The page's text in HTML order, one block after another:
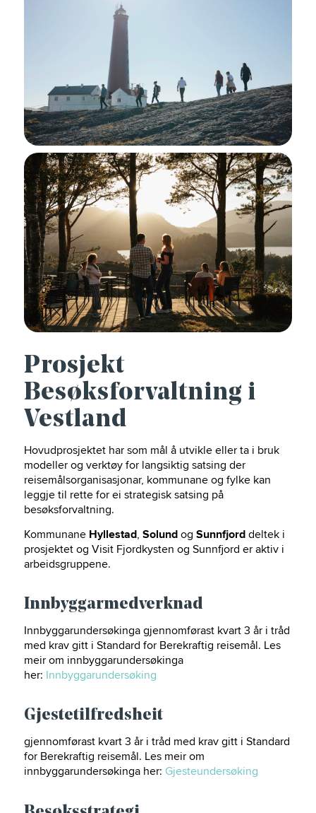
Prosjekt
Besøksforvaltning i
Vestland
Hovudprosjektet har som mål å utvikle eller ta i bruk
modeller og verktøy for langsiktig satsing der
reisemålsorganisasjonar, kommunane og fylke kan
leggje til rette for ei strategisk satsing på
besøksforvaltning.
Kommunane Hyllestad, Solundog Sunnfjorddeltek i
prosjektet og Visit Fjordkysten og Sunnfjord er aktiv i
arbeidsgruppene.
Innbyggarmedverknad
Innbyggarundersøkinga gjennomførast kvart 3 år i tråd
med krav gitt i Standard for Berekraftig reisemål. Les
meir om innbyggarundersøkinga
her: Innbyggarundersøking
Gjestetilfredsheit
gjennomførast kvart 3 år i tråd med krav gitt i Standard
for Berekraftig reisemål. Les meir om
innbyggarundersøkinga her: Gjesteundersøking